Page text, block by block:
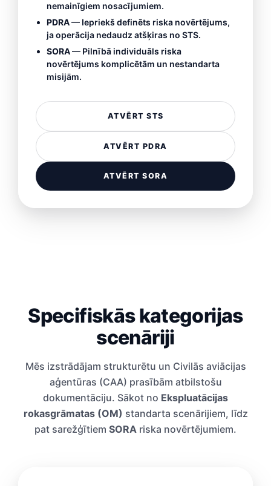
nemainīgiem nosacījumiem.
PDRA— Iepriekš definēts riska novērtējums,
ja operācija nedaudz atšķiras no STS.
SORA— Pilnībā individuāls riska
novērtējums komplicētām un nestandarta
misijām.
ATVĒRT STS
ATVĒRT PDRA
ATVĒRT SORA
Specifiskās kategorijas
scenāriji
Mēs izstrādājam strukturētu un Civilās aviācijas
aģentūras (CAA) prasībām atbilstošu
dokumentāciju. Sākot no Ekspluatācijas
rokasgrāmatas (OM) standarta scenārijiem, līdz
pat sarežģītiem SORA riska novērtējumiem.